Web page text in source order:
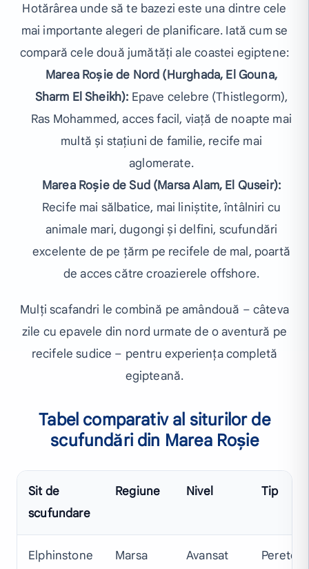
Hotărârea unde să te bazezi este una dintre cele
mai importante alegeri de planificare. Iată cum se
compară cele două jumătăți ale coastei egiptene:
Marea Roșie de Nord (Hurghada, El Gouna,
Sharm El Sheikh): Epave celebre (Thistlegorm),
Ras Mohammed, acces facil, viață de noapte mai
multă și stațiuni de familie, recife mai
aglomerate.
Marea Roșie de Sud (Marsa Alam, El Quseir):
Recife mai sălbatice, mai liniștite, întâlniri cu
animale mari, dugongi și delfini, scufundări
excelente de pe țărm pe recifele de mal, poartă
de acces către croazierele offshore.
Mulți scafandri le combină pe amândouă – câteva
zile cu epavele din nord urmate de o aventură pe
recifele sudice – pentru experiența completă
egipteană.
Tabel comparativ al siturilor de
scufundări din Marea Roșie
Sit de
scufundare
Regiune Nivel Tip
Elphinstone
Marsa
Avansat
Perete